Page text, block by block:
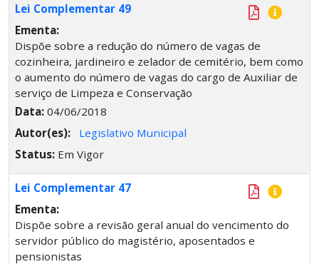
Lei Complementar 49
Ementa:
Dispõe sobre a redução do número de vagas de
cozinheira, jardineiro e zelador de cemitério, bem como
o aumento do número de vagas do cargo de Auxiliar de
serviço de Limpeza e Conservação
Data: 04/06/2018
Autor(es):
Legislativo Municipal
Status: Em Vigor
Lei Complementar 47
Ementa:
Dispõe sobre a revisão geral anual do vencimento do
servidor público do magistério, aposentados e
pensionistas